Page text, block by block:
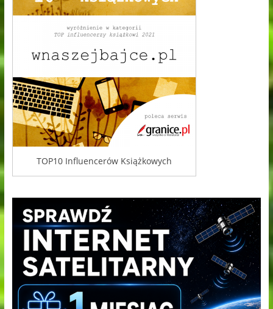
TOP10 Influencerów Książkowych